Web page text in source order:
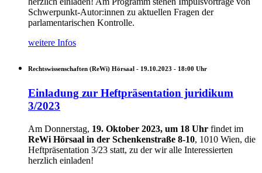
Schwerpunkt-Autor:innen zu aktuellen Fragen der
parlamentarischen Kontrolle.
weitere Infos
Rechtswissenschaften (ReWi) Hörsaal - 19.10.2023 - 18:00 Uhr
Einladung zur Heftpräsentation juridikum
3/2023
Am Donnerstag, 19. Oktober 2023, um 18 Uhr findet im
ReWi Hörsaal in der Schenkenstraße 8-10, 1010 Wien, die
Heftpräsentation 3/23 statt, zu der wir alle Interessierten
herzlich einladen!